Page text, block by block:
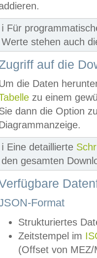
ℹ️ Für
Werte stehen auch
auf die
die Daten
zu einem
dann die Option
ℹ️ Eine detaillierte
den gesamten
Format
Strukturiertes
Zeitstempel im
(Offset von MEZ/